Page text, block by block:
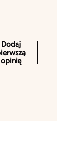
Dodaj
opinię